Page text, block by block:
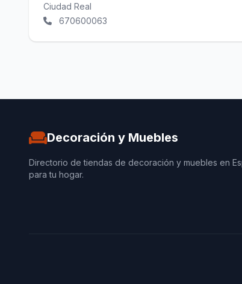
Ciudad Real
670600063
Decoración y Muebles
Directorio de tiendas de decoración y muebles en
para tu hogar.